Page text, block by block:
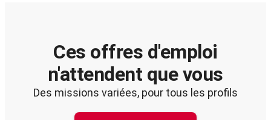
Ces offres d'emploi
n'attendent que vous
Des missions variées, pour tous les profils